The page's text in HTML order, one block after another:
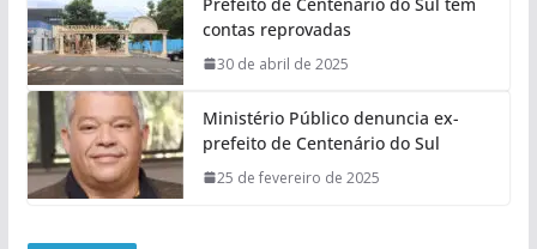
contas reprovadas
30 de abril de 2025
Ministério Público denuncia ex-
prefeito de Centenário do Sul
25 de fevereiro de 2025